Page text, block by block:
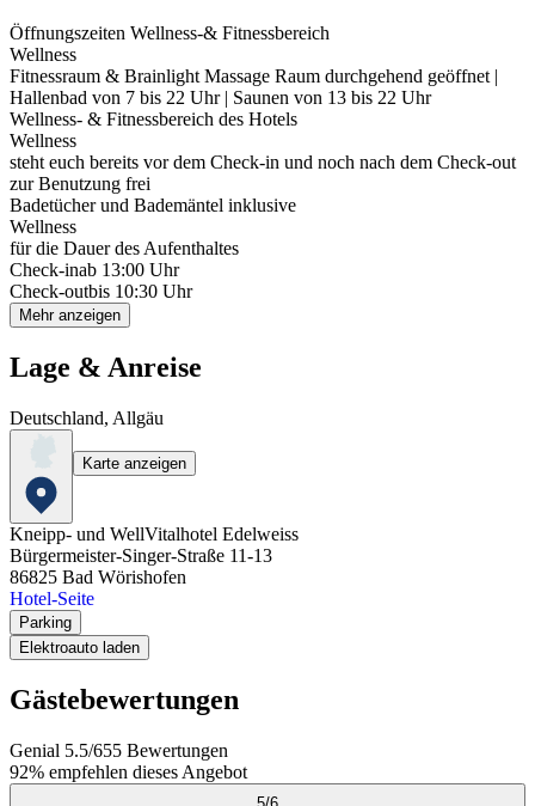
Öffnungszeiten Wellness-& Fitnessbereich
Wellness
Fitnessraum & Brainlight Massage Raum durchgehend geöffnet |
Hallenbad von 7 bis 22 Uhr | Saunen von 13 bis 22 Uhr
Wellness- & Fitnessbereich des Hotels
Wellness
steht euch bereits vor dem Check-in und noch nach dem Check-out
zur Benutzung frei
Badetücher und Bademäntel inklusive
Wellness
für die Dauer des Aufenthaltes
Check-inab 13:00 Uhr
Check-outbis 10:30 Uhr
Mehr anzeigen
Lage & Anreise
Deutschland, Allgäu
Karte anzeigen
Kneipp- und WellVitalhotel Edelweiss
Bürgermeister-Singer-Straße 11-13
86825 Bad Wörishofen
Hotel-Seite
Parking
Elektroauto laden
Gästebewertungen
Genial 5.5/655 Bewertungen
92% empfehlen dieses Angebot